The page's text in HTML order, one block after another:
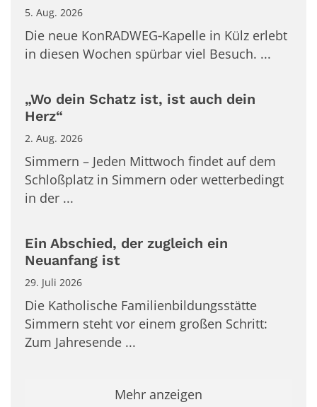
5. Aug. 2026
Die neue KonRADWEG‑Kapelle in Külz erlebt
in diesen Wochen spürbar viel Besuch. ...
„Wo dein Schatz ist, ist auch dein
Herz“
2. Aug. 2026
Simmern – Jeden Mittwoch findet auf dem
Schloßplatz in Simmern oder wetterbedingt
in der ...
Ein Abschied, der zugleich ein
Neuanfang ist
29. Juli 2026
Die Katholische Familienbildungsstätte
Simmern steht vor einem großen Schritt:
Zum Jahresende ...
Mehr anzeigen